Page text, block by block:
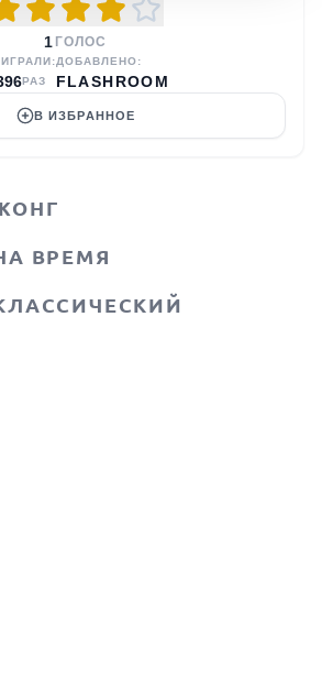
1 ГОЛОС
РАЗ
ДОБАВЛЕНО:
FLASHROOM
В ИЗБРАННОЕ
ВРЕМЯ